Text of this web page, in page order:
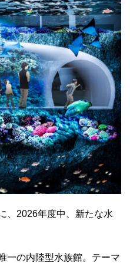
、2026年度中、新たな水
一の内陸型水族館。テーマ